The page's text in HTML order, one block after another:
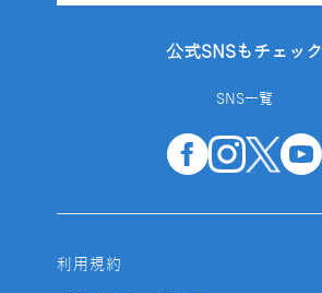
公式SNSもチェック
SNS一覧
利用規約